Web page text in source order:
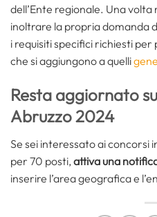
dell’Ente regionale. Una volta
inoltrare la propria domanda
i requisiti specifici richiesti
che si aggiungono a quelli
Resta aggiornato
Abruzzo 2024
Se sei interessato ai concorsi
per 70 posti,attiva una
inserire l’area geografica e